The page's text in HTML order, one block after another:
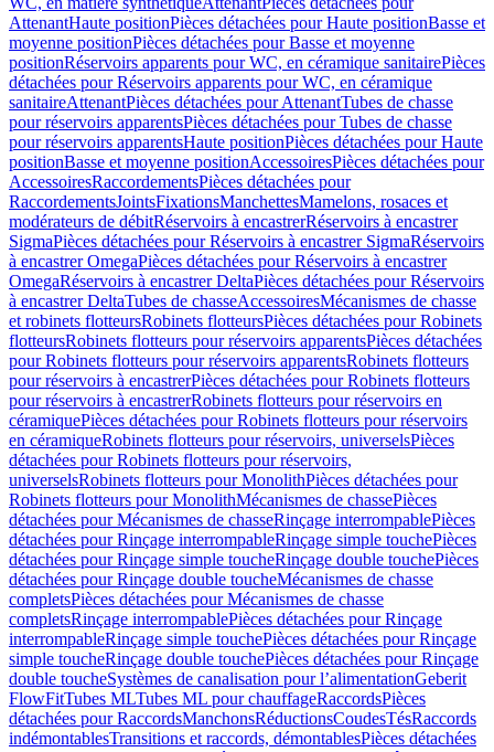
AttenantHaute positionPièces détachées pour Haute positionBasse et
moyenne positionPièces détachées pour Basse et moyenne
positionRéservoirs apparents pour WC, en céramique sanitairePièces
détachées pour Réservoirs apparents pour WC, en céramique
sanitaireAttenantPièces détachées pour AttenantTubes de chasse
pour réservoirs apparentsPièces détachées pour Tubes de chasse
pour réservoirs apparentsHaute positionPièces détachées pour Haute
positionBasse et moyenne positionAccessoiresPièces détachées pour
AccessoiresRaccordementsPièces détachées pour
RaccordementsJointsFixationsManchettesMamelons, rosaces et
modérateurs de débitRéservoirs à encastrerRéservoirs à encastrer
SigmaPièces détachées pour Réservoirs à encastrer SigmaRéservoirs
à encastrer OmegaPièces détachées pour Réservoirs à encastrer
OmegaRéservoirs à encastrer DeltaPièces détachées pour Réservoirs
à encastrer DeltaTubes de chasseAccessoiresMécanismes de chasse
et robinets flotteursRobinets flotteursPièces détachées pour Robinets
flotteursRobinets flotteurs pour réservoirs apparentsPièces détachées
pour Robinets flotteurs pour réservoirs apparentsRobinets flotteurs
pour réservoirs à encastrerPièces détachées pour Robinets flotteurs
pour réservoirs à encastrerRobinets flotteurs pour réservoirs en
céramiquePièces détachées pour Robinets flotteurs pour réservoirs
en céramiqueRobinets flotteurs pour réservoirs, universelsPièces
détachées pour Robinets flotteurs pour réservoirs,
universelsRobinets flotteurs pour MonolithPièces détachées pour
Robinets flotteurs pour MonolithMécanismes de chassePièces
détachées pour Mécanismes de chasseRinçage interrompablePièces
détachées pour Rinçage interrompableRinçage simple touchePièces
détachées pour Rinçage simple toucheRinçage double touchePièces
détachées pour Rinçage double toucheMécanismes de chasse
completsPièces détachées pour Mécanismes de chasse
completsRinçage interrompablePièces détachées pour Rinçage
interrompableRinçage simple touchePièces détachées pour Rinçage
simple toucheRinçage double touchePièces détachées pour Rinçage
double toucheSystèmes de canalisation pour l’alimentationGeberit
FlowFitTubes MLTubes ML pour chauffageRaccordsPièces
détachées pour RaccordsManchonsRéductionsCoudesTésRaccords
indémontablesTransitions et raccords, démontablesPièces détachées